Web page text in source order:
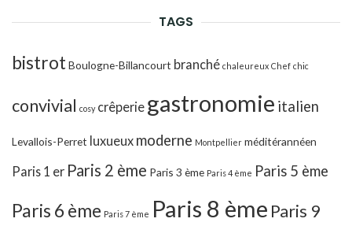
TAGS
bistrot Boulogne-Billancourt branché chaleureux Chef chic
convivial cosy crêperie gastronomie italien
Levallois-Perret luxueux moderne Montpellier méditérannéen
Paris 1 er Paris 2 ème Paris 3 ème Paris 4 ème Paris 5 ème
Paris 6 ème Paris 7 ème Paris 8 ème Paris 9